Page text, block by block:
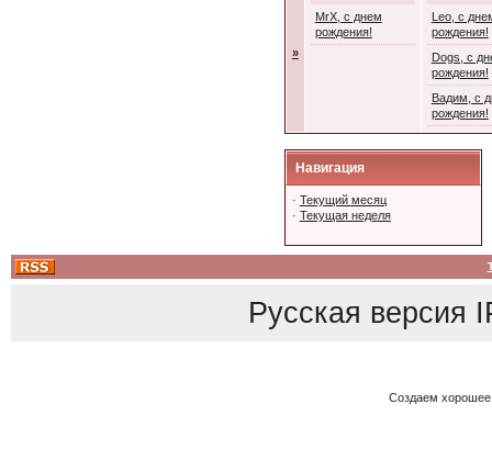
»
MrX, с днем
рождения!
Leo, с
рождения!
Dogs, с
рождения!
Вадим, с
рождения!
Навигация
· Текущий месяц
· Текущая неделя
Русская версия
Создаем